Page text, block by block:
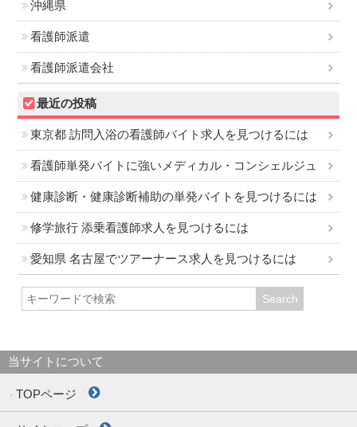
沖縄県
看護師派遣
看護師派遣会社
最近の投稿
東京都 訪問入浴の看護師バイト求人を見つけるには
看護師単発バイトに強いメディカル・コンシェルジュ
健康診断・健康診断補助の単発バイトを見つけるには
修学旅行 添乗看護師求人を見つけるには
愛知県 名古屋でツアーナース求人を見つけるには
当サイトについて
TOPページ